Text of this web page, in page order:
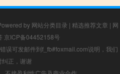
by 网站分类目录 | 精选推荐文章 | 网
京ICP备04452158号
误可发邮件到f_fb#foxmail.com说明，我们
纠正，谢谢